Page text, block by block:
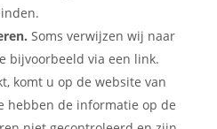
Soms verwijzen wij naar
bijvoorbeeld via een link.
komt u op de website van
hebben de informatie op de